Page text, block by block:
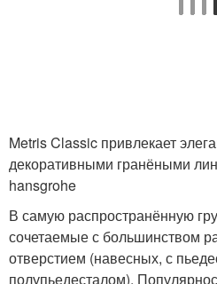
Metris Classic привлекает
декоративными гранёными
hansgrohe
В самую распространённую
сочетаемые с большинством
отверстием (навесных, с
полупьедесталом).